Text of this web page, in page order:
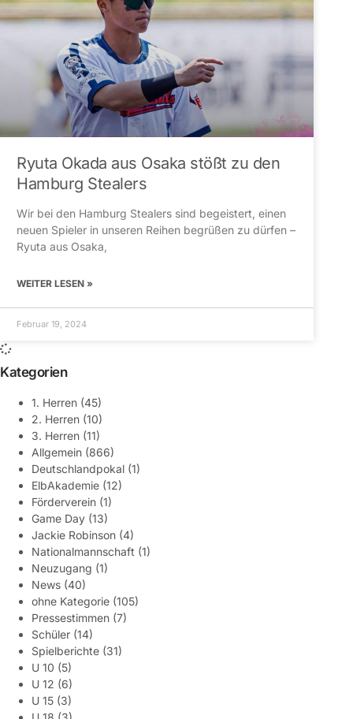
Ryuta Okada aus Osaka stößt zu den
Hamburg Stealers
Wir bei den Hamburg Stealers sind begeistert, einen
neuen Spieler in unseren Reihen begrüßen zu dürfen –
Ryuta aus Osaka,
WEITER LESEN »
Februar 19, 2024
Kategorien
1. Herren (45)
2. Herren (10)
3. Herren (11)
Allgemein (866)
Deutschlandpokal (1)
ElbAkademie (12)
Förderverein (1)
Game Day (13)
Jackie Robinson (4)
Nationalmannschaft (1)
Neuzugang (1)
News (40)
ohne Kategorie (105)
Pressestimmen (7)
Schüler (14)
Spielberichte (31)
U 10 (5)
U 12 (6)
U 15 (3)